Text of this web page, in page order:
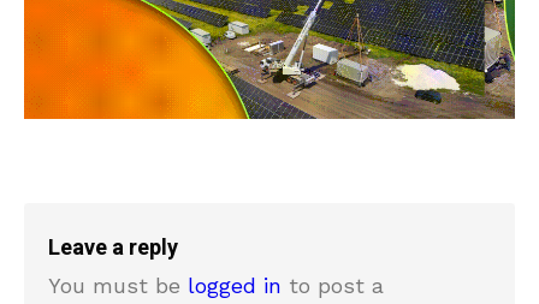
Leave a reply
You must be logged in to post a